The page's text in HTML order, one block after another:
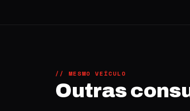
// MESMO VEÍCULO
Outras